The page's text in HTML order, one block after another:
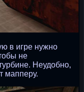
в игре нужно
не
Неудобно,
мапперу.